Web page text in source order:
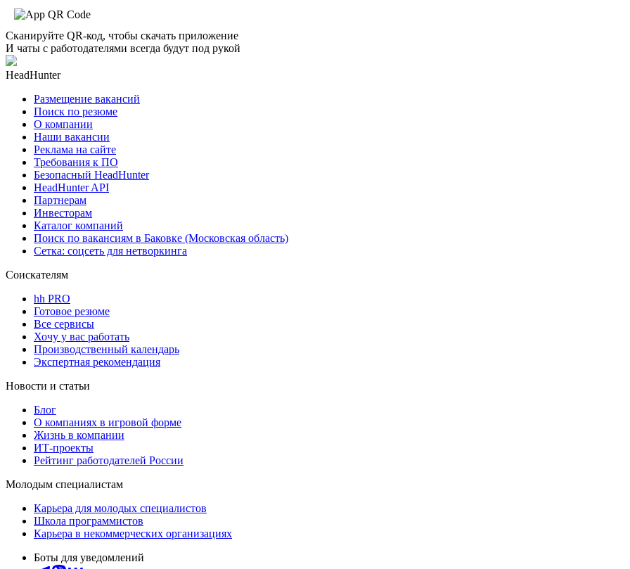
Сканируйте QR-код, чтобы скачать приложение
И чаты с работодателями всегда будут под рукой
HeadHunter
Размещение вакансий
Поиск по резюме
О компании
Наши вакансии
Реклама на сайте
Требования к ПО
Безопасный HeadHunter
HeadHunter API
Партнерам
Инвесторам
Каталог компаний
Поиск по вакансиям в Баковке (Московская область)
Сетка: соцсеть для нетворкинга
Соискателям
hh PRO
Готовое резюме
Все сервисы
Хочу у вас работать
Производственный календарь
Экспертная рекомендация
Новости и статьи
Блог
О компаниях в игровой форме
Жизнь в компании
ИТ-проекты
Рейтинг работодателей России
Молодым специалистам
Карьера для молодых специалистов
Школа программистов
Карьера в некоммерческих организациях
Боты для уведомлений